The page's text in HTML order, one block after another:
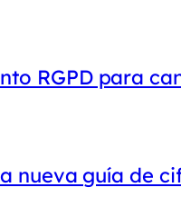
RGPD para
nueva guía de